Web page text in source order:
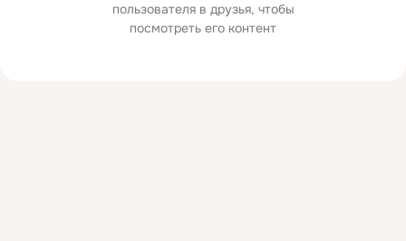
пользователя в друзья, чтобы
посмотреть его контент